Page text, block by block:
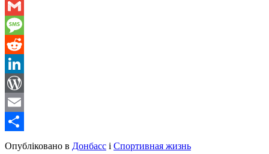
WhatsApp
Gmail
Message
Reddit
LinkedIn
WordPress
Email
Share
Опубліковано в Донбасс і Спортивная жизнь